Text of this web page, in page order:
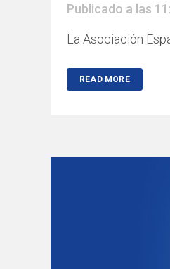
Publicado a las
La Asociación
READ MORE